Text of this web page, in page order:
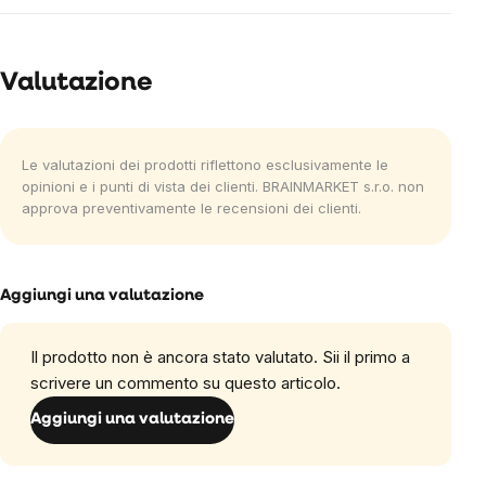
Valutazione
Le valutazioni dei prodotti riflettono esclusivamente le
opinioni e i punti di vista dei clienti. BRAINMARKET s.r.o. non
approva preventivamente le recensioni dei clienti.
Aggiungi una valutazione
Il prodotto non è ancora stato valutato. Sii il primo a
scrivere un commento su questo articolo.
Aggiungi una valutazione